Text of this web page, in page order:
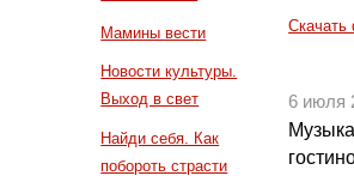
Мамины вести
Новости культуры.
Выход в свет
Найди себя. Как
побороть страсти
Скачать
6 июля